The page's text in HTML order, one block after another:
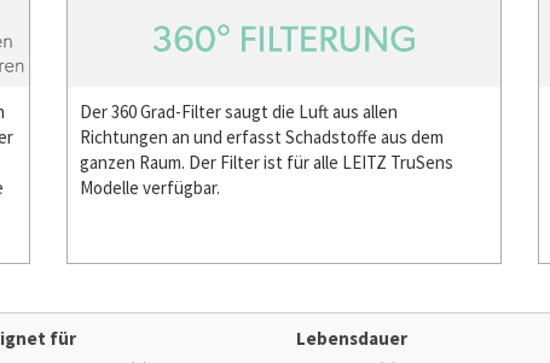
Der 360 Grad-Filter saugt die Luft aus allen
Richtungen an und erfasst Schadstoffe aus dem
ganzen Raum. Der Filter ist für alle LEITZ TruSens
Modelle verfügbar.
für
Lebensdauer